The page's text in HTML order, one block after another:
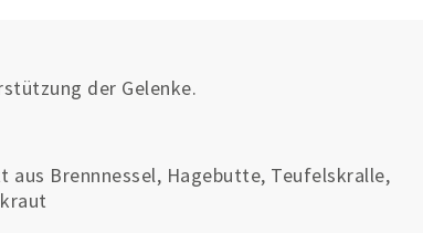
der Gelenke.
Brennnessel, Hagebutte, Teufelskralle,